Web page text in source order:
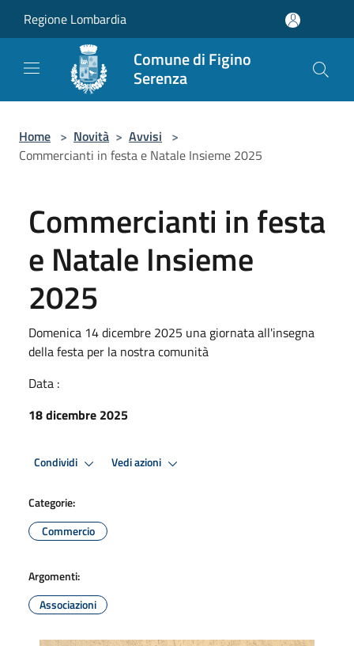
Regione Lombardia
Comune di Figino
Serenza
Home > Novità > Avvisi >
Commercianti in festa e Natale Insieme 2025
Commercianti in festa
e Natale Insieme
2025
Domenica 14 dicembre 2025 una giornata all'insegna
della festa per la nostra comunità
Data :
18 dicembre 2025
Condividi Vedi azioni
Categorie:
Commercio
Argomenti:
Associazioni